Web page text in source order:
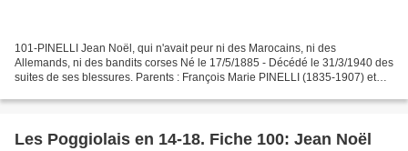
101-PINELLI Jean Noël, qui n'avait peur ni des Marocains, ni des
Allemands, ni des bandits corses Né le 17/5/1885 - Décédé le 31/3/1940 des
suites de ses blessures. Parents : François Marie PINELLI (1835-1907) et
Les Poggiolais en 14-18. Fiche 100: Jean Noël